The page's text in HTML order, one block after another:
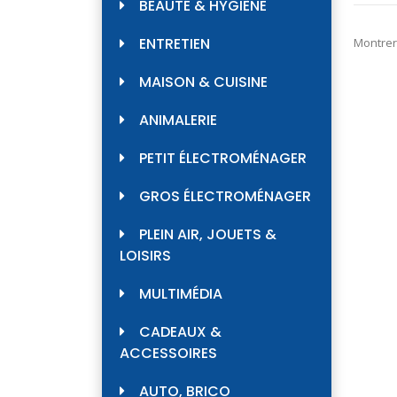
BEAUTÉ & HYGIÈNE
ENTRETIEN
MAISON & CUISINE
ANIMALERIE
PETIT ÉLECTROMÉNAGER
GROS ÉLECTROMÉNAGER
PLEIN AIR, JOUETS &
LOISIRS
MULTIMÉDIA
CADEAUX &
ACCESSOIRES
AUTO, BRICO